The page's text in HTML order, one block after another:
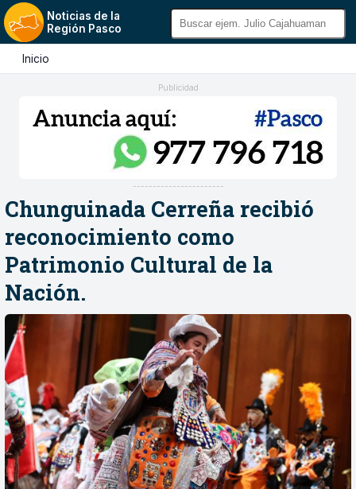
Noticias de la
Región Pasco
Inicio
Publicidad
-----------------------
Chunguinada Cerreña recibió
reconocimiento como
Patrimonio Cultural de la
Nación.